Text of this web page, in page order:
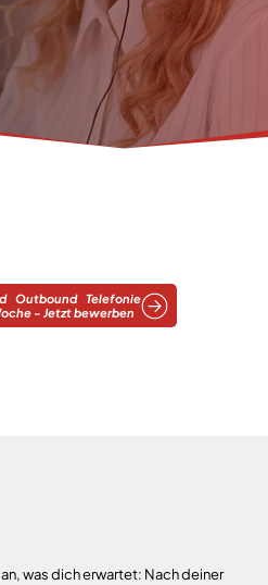
was dich erwartet: Nach deiner
Outbound Telefonie
- Jetzt bewerben